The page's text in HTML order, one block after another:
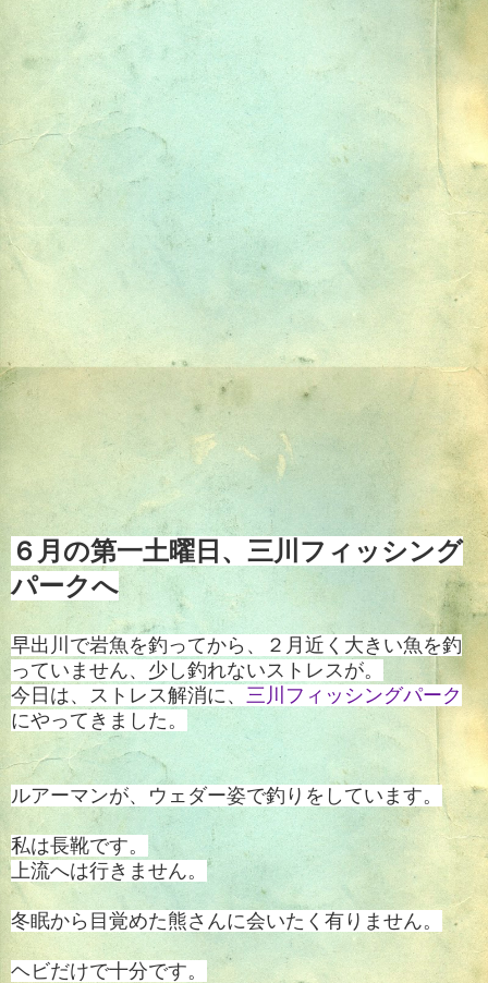
６月の第一土曜日、三川フィッシング
パークへ
早出川で岩魚を釣ってから、２月近く大きい魚を釣
っていません、少し釣れないストレスが。
今日は、ストレス解消に、 三川フィッシングパーク
にやってきました。
ルアーマンが、ウェダー姿で釣りをしています。
私は長靴です。
上流へは行きません。
冬眠から目覚めた熊さんに会いたく有りません。
ヘビだけで十分です。